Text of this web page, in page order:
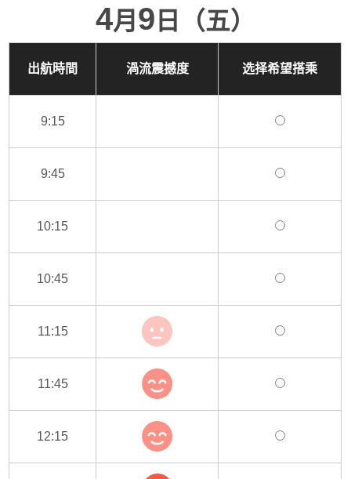
4月 9 日（五）
出航時間 渦流震撼度 选择希望搭乘
9:15
9:45
10:15
10:45
11:15
11:45
12:15